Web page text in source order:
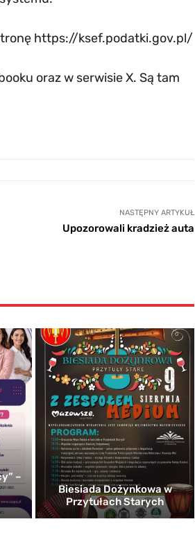
https://ksef.podatki.gov.pl/
oraz w serwisie X. Są tam
NASTĘPNY ARTYKUŁ
Upozorowali kradzież auta
–
Biesiada Dożynkowa w
Przytułach Starych